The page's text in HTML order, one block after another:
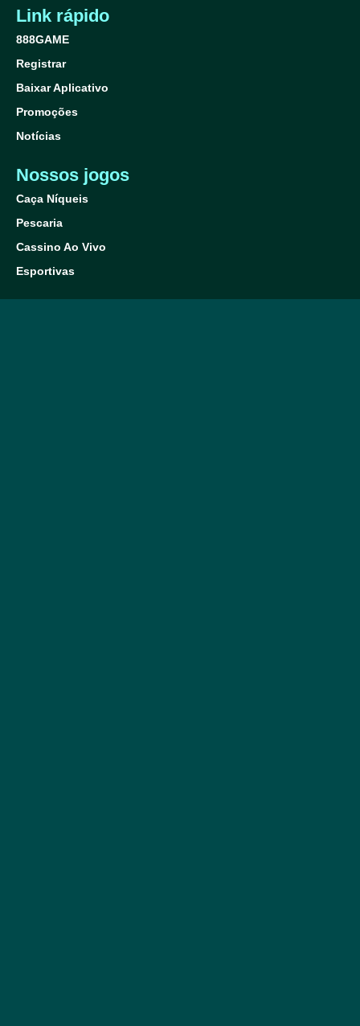
Link rápido
888GAME
Registrar
Baixar Aplicativo
Promoções
Notícias
Nossos jogos
Caça Níqueis
Pescaria
Cassino Ao Vivo
Esportivas